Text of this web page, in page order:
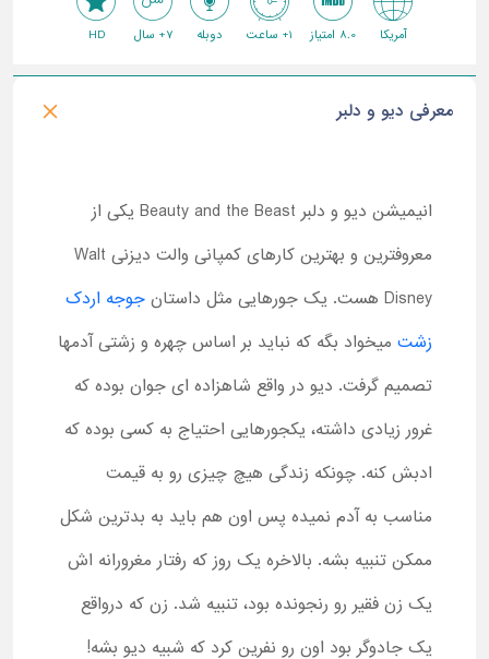
آمریکا 8.0 امتیاز 1+ ساعت دوبله 7+ سال HD
معرفی دیو و دلبر
انیمیشن دیو و دلبر Beauty and the Beast یکی از
معروفترین و بهترین کارهای کمپانی والت دیزنی Walt
Disney هست. یک جورهایی مثل داستان
جوجه اردک
زشت میخواد بگه که نباید بر اساس چهره و زشتی آدمها
تصمیم گرفت. دیو در واقع شاهزاده ای جوان بوده که
غرور زیادی داشته، یکجورهایی احتیاج به کسی بوده که
ادبش کنه. چونکه زندگی هیچ چیزی رو به قیمت
مناسب به آدم نمیده پس اون هم باید به بدترین شکل
ممکن تنبیه بشه. بالاخره یک روز که رفتار مغرورانه اش
یک زن فقیر رو رنجونده بود، تنبیه شد. زن که درواقع
یک جادوگر بود اون رو نفرین کرد که شبیه دیو بشه!